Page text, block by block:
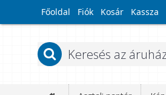
Főoldal Fiók Kosár Kassza